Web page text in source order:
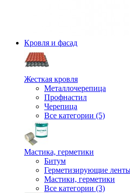
Кровля и фасад
Жесткая кровля
Металлочерепица
Профнастил
Черепица
Все категории (5)
Мастика, герметики
Битум
Герметизирующие
Мастики, герметики
Все категории (3)